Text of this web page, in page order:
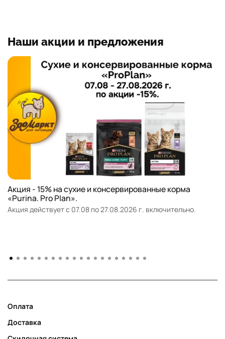
Наши акции и предложения
Акция - 15% на сухие и консервированные корма
«Purina. Pro Plan».
Акция действует с 07.08 по 27.08.2026 г. включительно.
Оплата
Доставка